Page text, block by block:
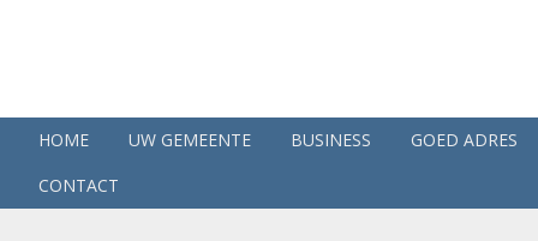
HOME UW GEMEENTE BUSINESS
GOED ADRES
CONTACT